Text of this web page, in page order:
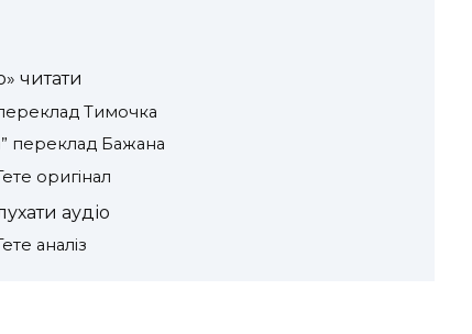
читати
Тимочка
переклад Бажана
оригінал
аудіо
аналіз